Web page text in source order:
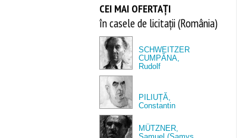
CEI MAI OFERTAȚI
în casele de licitații (România)
SCHWEITZER
CUMPĂNA,
Rudolf
PILIUȚĂ,
Constantin
MÜTZNER,